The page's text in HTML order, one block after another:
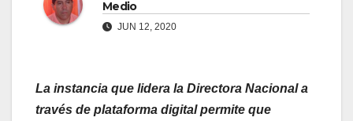
Medio
JUN 12, 2020
La instancia que lidera la Directora Nacional a
través de plataforma digital permite que